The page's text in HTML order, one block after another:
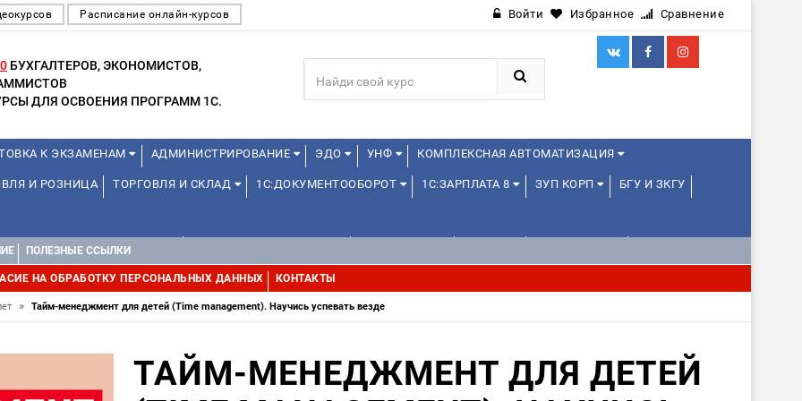
Расписание онлайн-курсов Войти Избранное Сравнение
БУХГАЛТЕРОВ, ЭКОНОМИСТОВ,
ДЛЯ ОСВОЕНИЯ ПРОГРАММ 1С.
К ЭКЗАМЕНАМ АДМИНИСТРИРОВАНИЕ ЭДО УНФ КОМПЛЕКСНАЯ АВТОМАТИЗАЦИЯ
И РОЗНИЦА ТОРГОВЛЯ И СКЛАД 1С:ДОКУМЕНТООБОРОТ 1С:ЗАРПЛАТА 8 ЗУП КОРП БГУ И ЗКГУ
ХОЛДИНГОМ
ПОЛЕЗНЫЕ ССЫЛКИ
НА ОБРАБОТКУ ПЕРСОНАЛЬНЫХ ДАННЫХ КОНТАКТЫ
» Тайм-менеджмент для детей (Time management). Научись успевать везде
ТАЙМ-МЕНЕДЖМЕНТ ДЛЯ ДЕТЕЙ